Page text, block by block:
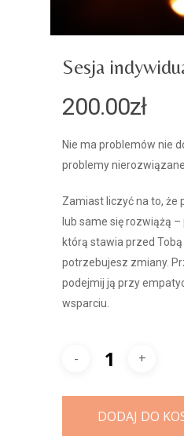
Sesja
200.00zł
Nie ma problemów nie
problemy nierozwiązane.
Zamiast liczyć na to, że
lub same się rozwiążą
którą stawia przed Tobą
potrzebujesz zmiany.
podejmij ją przy
wsparciu.
DODAJ DO